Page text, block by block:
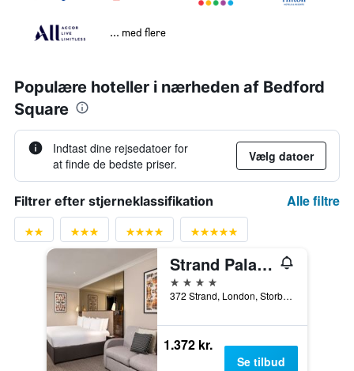
... med flere
Populære hoteller i nærheden af Bedford
Square
Indtast dine rejsedatoer for
at finde de bedste priser.
Vælg datoer
Filtrer efter stjerneklassifikation Alle filtre
Strand Palace Hotel
4 stjerner
372 Strand, London, Storbritannien
1.372 kr.
Se tilbud